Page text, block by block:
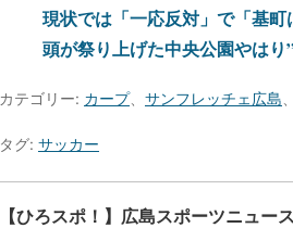
現状では「一応反対」で「基
頭が祭り上げた中央公園やはり
カテゴリー: カープ、 サンフレッチェ広島
タグ: サッカー
【ひろスポ！】広島スポーツニュー